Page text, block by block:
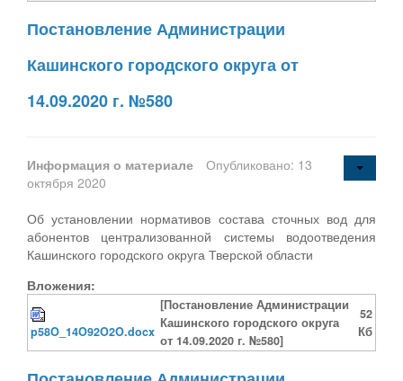
Постановление Администрации
Кашинского городского округа от
14.09.2020 г. №580
Информация о материале
Опубликовано: 13
октября 2020
Об установлении нормативов состава сточных вод для
абонентов централизованной системы водоотведения
Кашинского городского округа Тверской области
Вложения:
p58O_14O92O2O.docx
[Постановление Администрации
Кашинского городского округа
от 14.09.2020 г. №580]
52
Кб